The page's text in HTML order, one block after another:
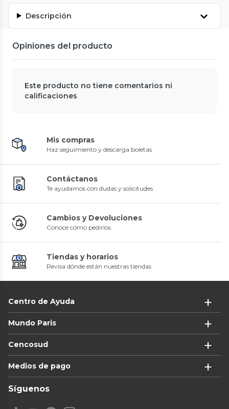
Descripción
Opiniones del producto
Este producto no tiene comentarios ni
calificaciones
Mis compras
Haz seguimiento y descarga boletas
Contáctanos
Te ayudamos con dudas y solicitudes
Cambios y Devoluciones
Conoce cómo pedirlos
Tiendas y horarios
Revisa dónde están nuestras tiendas
Centro de Ayuda
Mundo Paris
Cencosud
Medios de pago
Síguenos